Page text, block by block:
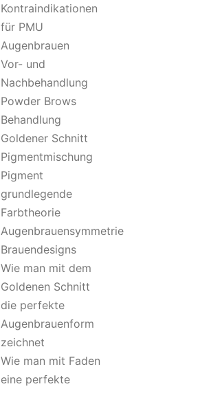
Kontraindikationen
für PMU
Augenbrauen
Vor- und
Nachbehandlung
Powder Brows
Behandlung
Goldener Schnitt
Pigmentmischung
Pigment
grundlegende
Farbtheorie
Augenbrauensymmetrie
Brauendesigns
Wie man mit dem
Goldenen Schnitt
die perfekte
Augenbrauenform
zeichnet
Wie man mit Faden
eine perfekte